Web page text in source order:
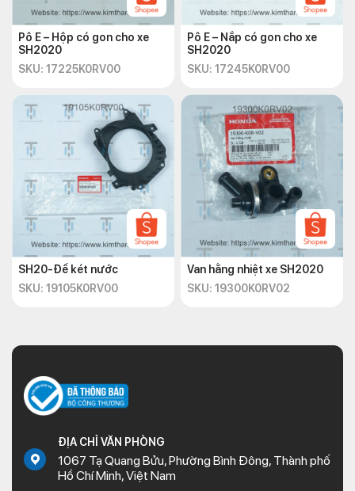
Pô E – Hộp có gon cho xe
SH2020
SKU: 17225K0RV00
Pô E – Nắp có gon cho xe
SH2020
SKU: 17245K0RV00
SH20-Đế két nước
SKU: 19105K0RV00
Van hằng nhiệt xe SH2020
SKU: 19300K0RV02
ĐỊA CHỈ VĂN PHÒNG
1067 Tạ Quang Bửu, Phường Bình Đông, Thành phố
Hồ Chí Minh, Việt Nam